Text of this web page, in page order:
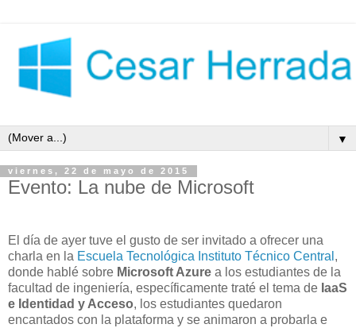
▼
viernes, 22 de mayo de 2015
Evento: La nube de Microsoft
El día de ayer tuve el gusto de ser invitado a ofrecer una
charla en la Escuela Tecnológica Instituto Técnico Central ,
donde hablé sobre Microsoft Azure a los estudiantes de la
facultad de ingeniería, específicamente traté el tema de IaaS
e Identidad y Acceso, los estudiantes quedaron
encantados con la plataforma y se animaron a probarla e